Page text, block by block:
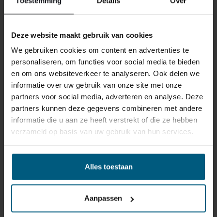
Deze website maakt gebruik van cookies
We gebruiken cookies om content en advertenties te
personaliseren, om functies voor social media te bieden
en om ons websiteverkeer te analyseren. Ook delen we
informatie over uw gebruik van onze site met onze
partners voor social media, adverteren en analyse. Deze
partners kunnen deze gegevens combineren met andere
informatie die u aan ze heeft verstrekt of die ze hebben
verzameld op basis van uw gebruik van hun services.
Alles toestaan
Aanpassen
ÄHNLICHE PRODUKTE